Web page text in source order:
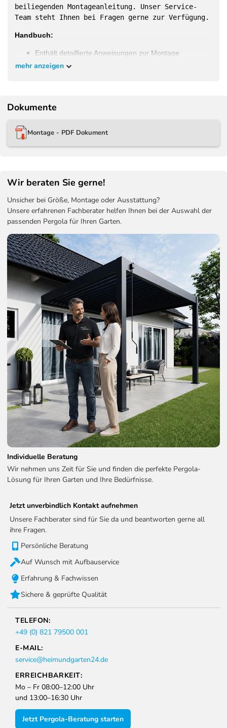
beiliegenden Montageanleitung. Unser Service-
Team steht Ihnen bei Fragen gerne zur Verfügung.
Handbuch:
Enthält detaillierte Anweisungen zur Montage
Passgenaue LED-Kits für die bei uns im Shop
erhältlichen Modelle:
Weide Deluxe Wand Pergola
Weide Deluxe Wand Pergola
Weide Deluxe Wand Pergola
3,6 x 5,3 M Weiß -
Weide Deluxe Plus Wand Pergola
4 x 6 M Weiß -
4x6M - WE-LED-A-4060-WSS
Weide Deluxe Plus Wand Pergola4 x 8 M Weiß -
4x8M - WE-LED-A-4080-WSS
Technische Informationen zum LED Kits:
LED-Helligkeit:
2200 - 2600MCD
LED-Eingang:
24V DC / 150W
Reichweite der Fernbedienung:
100m
WLAN
Ja
Empfangsfrequenz (RF):
868,35 MHz
Empfangsbandbreite (RF):
200 kHz
Schutzart:
IP65
mehr anzeigen
Dokumente
Montage - PDF Dokument
Wir beraten Sie gerne!
Unsicher bei Größe, Montage oder Ausstattung?
Unsere erfahrenen Fachberater helfen Ihnen bei der Auswahl der
passenden Pergola für Ihren Garten.
Individuelle Beratung
Wir nehmen uns Zeit für Sie und finden die perfekte Pergola-
Lösung für Ihren Garten und Ihre Bedürfnisse.
Jetzt unverbindlich Kontakt aufnehmen
Unsere Fachberater sind für Sie da und beantworten gerne all
ihre Fragen.
Persönliche Beratung
Auf Wunsch mit Aufbauservice
Erfahrung & Fachwissen
Sichere & geprüfte Qualität
TELEFON:
+49 (0) 821 79500 001
E-MAIL:
service@heimundgarten24.de
ERREICHBARKEIT:
Mo – Fr 08:00–12:00 Uhr
und 13:00–16:30 Uhr
Jetzt Pergola-Beratung starten